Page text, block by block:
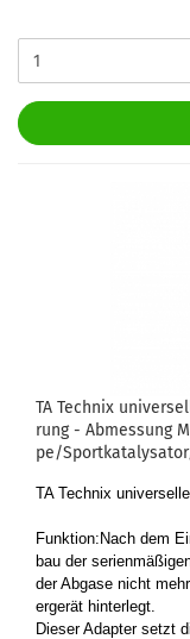
TA Tech­nix
rung - Ab­mes­sung
pe/
TA Tech­nix
Funk­ti­on:Nach dem
bau der
der Ab­ga­se nicht
er­ge­rät hin­ter­legt.
Die­ser Ad­ap­ter setzt